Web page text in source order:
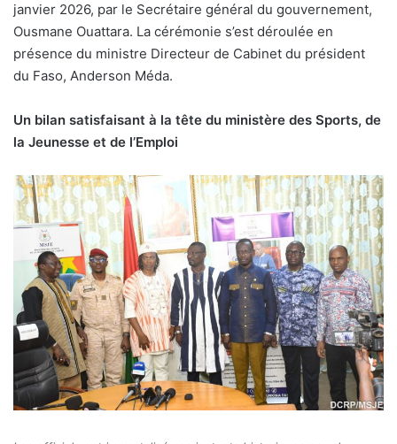
janvier 2026, par le Secrétaire général du gouvernement,
Ousmane Ouattara. La cérémonie s’est déroulée en
présence du ministre Directeur de Cabinet du président
du Faso, Anderson Méda.
Un bilan satisfaisant à la tête du ministère des Sports, de
la Jeunesse et de l’Emploi